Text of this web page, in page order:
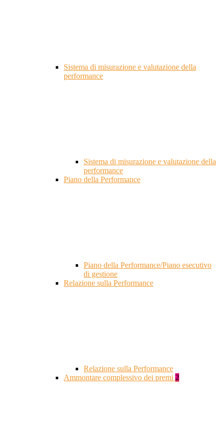
Sistema di misurazione e valutazione della
performance
Sistema di misurazione e valutazione della
performance
Piano della Performance
Piano della Performance/Piano esecutivo
di gestione
Relazione sulla Performance
Relazione sulla Performance
Ammontare complessivo dei premi 2